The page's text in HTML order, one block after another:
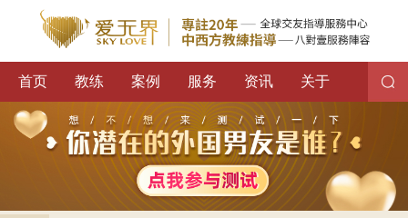
首页 教练 案例 服务 资讯 关于